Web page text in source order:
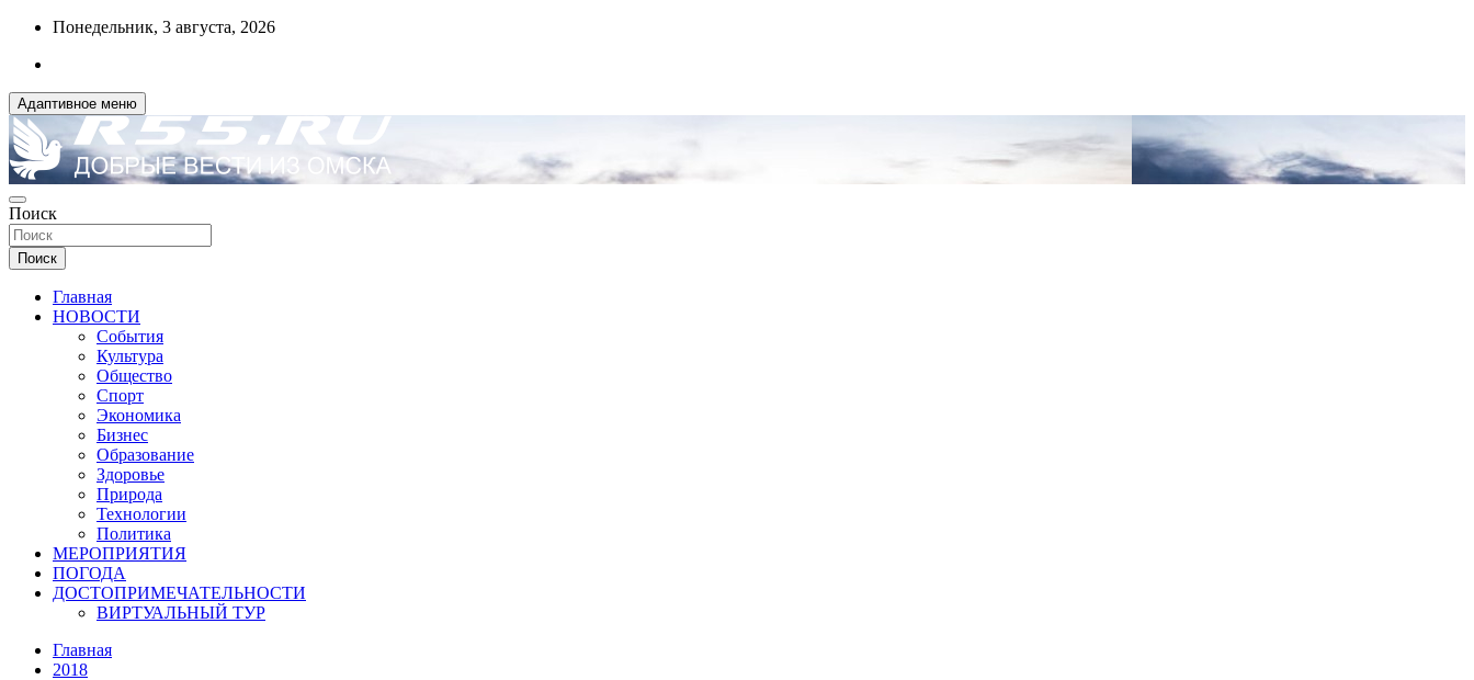
Перейти
содержимому
Понедельник, 3 августа, 2026
Адаптивное меню
R55.RU
ДОБРЫЕ ВЕСТИ ИЗ ОМСКА
Поиск
Поиск
Главная
НОВОСТИ
События
Культура
Общество
Спорт
Экономика
Бизнес
Образование
Здоровье
Природа
Технологии
Политика
МЕРОПРИЯТИЯ
ПОГОДА
ДОСТОПРИМЕЧАТЕЛЬНОСТИ
ВИРТУАЛЬНЫЙ ТУР
Главная
2018